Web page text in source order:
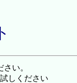
い。
しください